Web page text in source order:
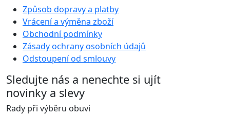
Způsob dopravy a platby
Vrácení a výměna zboží
Obchodní podmínky
Zásady ochrany osobních údajů
Odstoupení od smlouvy
Sledujte nás a nenechte si ujít
novinky a slevy
Rady při výběru obuvi